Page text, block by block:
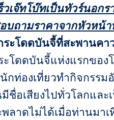
วเจ๊ทโบ๊ทเป็นทัวร์นอกร
ถามราคาจากหัวหน้า
ระโดดบันจี้ที่สะพานคา
โดดบันจี้แห่งแรกของ
กท่องเที่ยวทำกิจกรรม
ชื่อเสียงไปทั่วโลกและ
ลาดไม่ได้เมื่อท่านมาเ